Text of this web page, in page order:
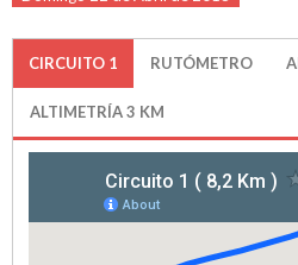
Detalles , Horarios y Preliminares
Vestuarios - Duchas
CADETES
JUNIOR y ÉLITE-SUB23
CIRCUITO 1 (SOLAPA
ACTIVA)
RUTÓMETRO
ALTIMETRÍA 3 KM